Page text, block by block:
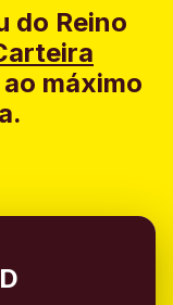
do Reino
máximo